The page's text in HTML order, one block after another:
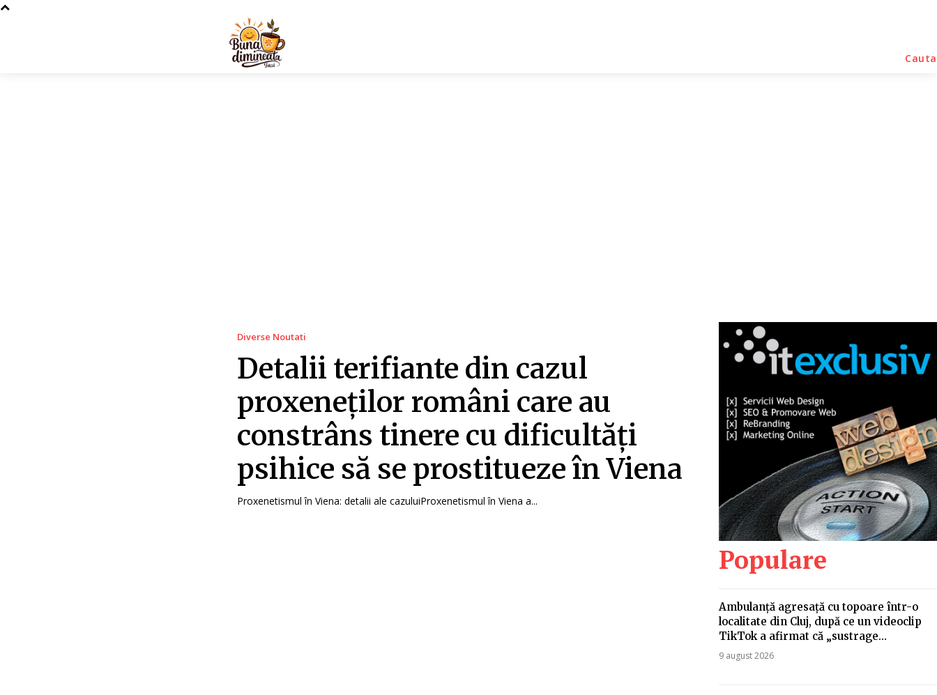
Cauta
Diverse Noutati
Detalii terifiante din cazul
proxeneților români care au
constrâns tinere cu dificultăți
psihice să se prostitueze în Viena
Proxenetismul în Viena: detalii ale cazuluiProxenetismul în Viena a...
Populare
Ambulanță agresață cu topoare într-o
localitate din Cluj, după ce un videoclip
TikTok a afirmat că „sustrage…
9 august 2026